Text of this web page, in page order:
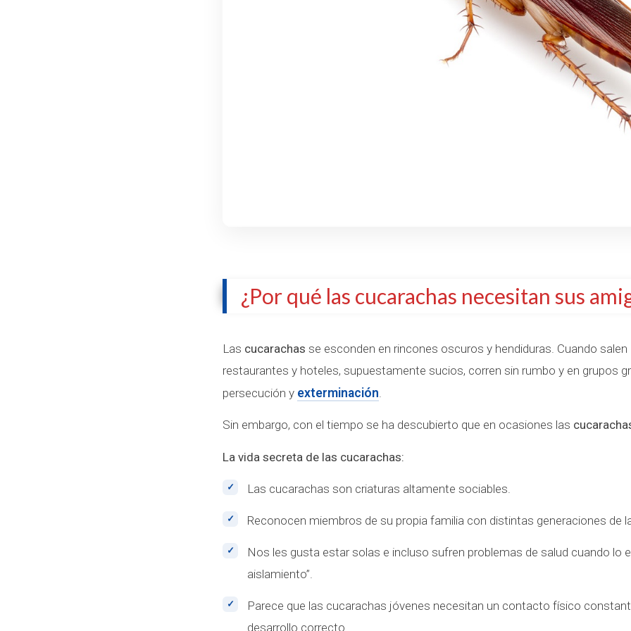
¿Por qué las cucarachas necesitan sus
Las cucarachas se esconden en rincones oscuros y hendiduras. Cuando salen
restaurantes y hoteles, supuestamente sucios, corren sin rumbo y en grupos
persecución y exterminación
Sin embargo, con el tiempo se ha descubierto que en ocasiones las
La vida secreta de las cucarachas:
Las cucarachas son criaturas altamente sociables.
Reconocen miembros de su propia familia con distintas generaciones de
Nos les gusta estar solas e incluso sufren problemas de salud cuando lo
aislamiento”.
Parece que las cucarachas jóvenes necesitan un contacto físico
desarrollo correcto.